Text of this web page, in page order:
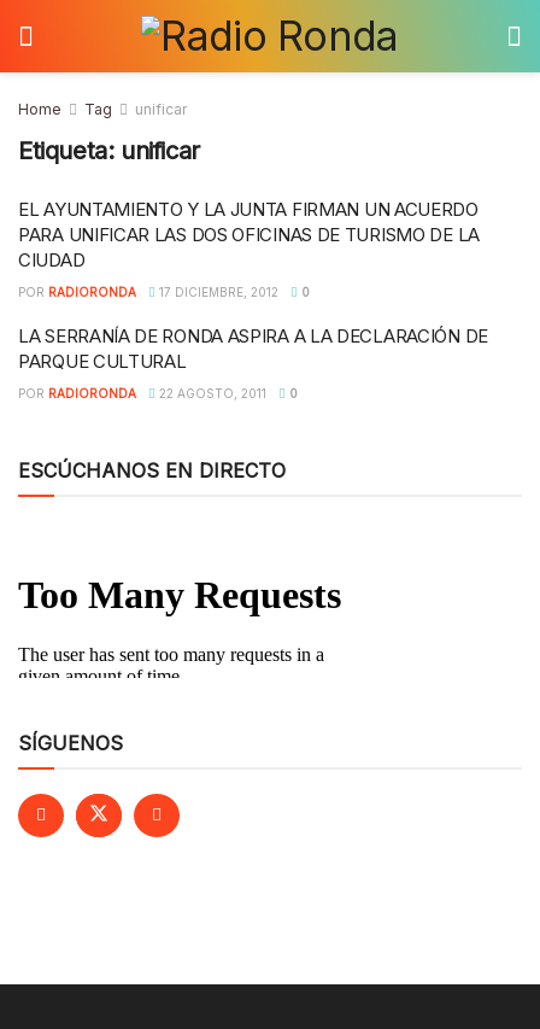
Home Tag unificar
Etiqueta: unificar
EL AYUNTAMIENTO Y LA JUNTA FIRMAN UN ACUERDO
PARA UNIFICAR LAS DOS OFICINAS DE TURISMO DE LA
CIUDAD
POR RADIORONDA 17 DICIEMBRE, 2012 0
LA SERRANÍA DE RONDA ASPIRA A LA DECLARACIÓN DE
PARQUE CULTURAL
POR RADIORONDA 22 AGOSTO, 2011 0
ESCÚCHANOS EN DIRECTO
SÍGUENOS